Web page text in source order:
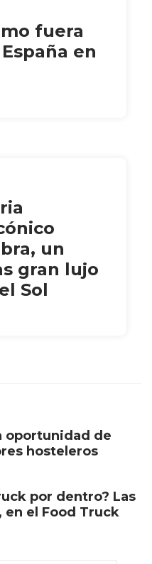
fuera
en
un
gran lujo
Sol
oportunidad de
hosteleros
por dentro? Las
en el Food Truck